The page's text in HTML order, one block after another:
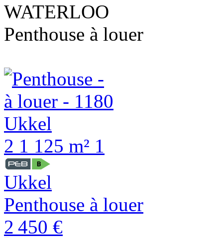
WATERLOO
Penthouse à louer
2 1 125 m² 1
Ukkel
Penthouse à louer
2 450 €